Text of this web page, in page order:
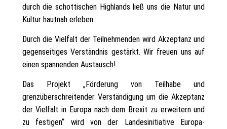
durch die schottischen Highlands ließ uns die Natur und
Kultur hautnah erleben.
Durch die Vielfalt der Teilnehmenden wird Akzeptanz und
gegenseitiges Verständnis gestärkt. Wir freuen uns auf
einen spannenden Austausch!
Das Projekt „Förderung von Teilhabe und
grenzüberschreitender Verständigung um die Akzeptanz
der Vielfalt in Europa nach dem Brexit zu erweitern und
zu festigen“ wird von der Landesinitiative Europa-